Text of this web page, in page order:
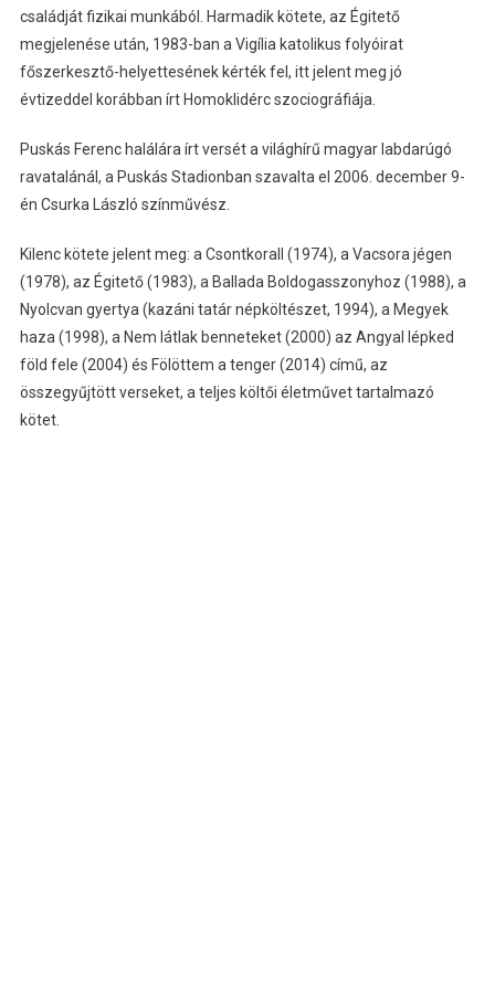
családját fizikai munkából. Harmadik kötete, az Égitető
megjelenése után, 1983-ban a Vigília katolikus folyóirat
főszerkesztő-helyettesének kérték fel, itt jelent meg jó
évtizeddel korábban írt Homoklidérc szociográfiája.
Puskás Ferenc halálára írt versét a világhírű magyar labdarúgó
ravatalánál, a Puskás Stadionban szavalta el 2006. december 9-
én Csurka László színművész.
Kilenc kötete jelent meg: a Csontkorall (1974), a Vacsora jégen
(1978), az Égitető (1983), a Ballada Boldogasszonyhoz (1988), a
Nyolcvan gyertya (kazáni tatár népköltészet, 1994), a Megyek
haza (1998), a Nem látlak benneteket (2000) az Angyal lépked
föld fele (2004) és Fölöttem a tenger (2014) című, az
összegyűjtött verseket, a teljes költői életművet tartalmazó
kötet.